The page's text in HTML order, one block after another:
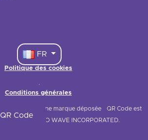
Code
QRStuff est une marque déposée
QR Code est
de DENSO WAVE INCORPORATED.
Conditions générales
·
Politique des cookies
FR